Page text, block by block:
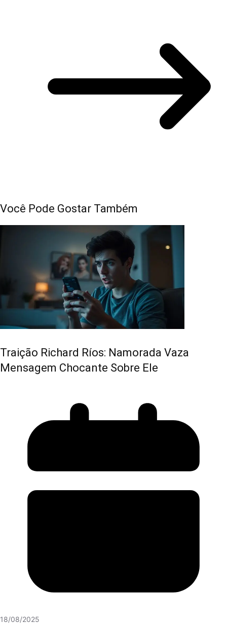
Você Pode Gostar Também
Traição Richard Ríos: Namorada Vaza
Mensagem Chocante Sobre Ele
18/08/2025